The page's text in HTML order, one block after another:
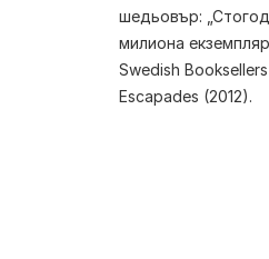
шедьовър:
милиона
Swedish
Escapades (2012).